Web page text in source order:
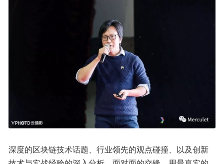
深度的区块链技术话题、行业领先的观点碰撞、以及创新